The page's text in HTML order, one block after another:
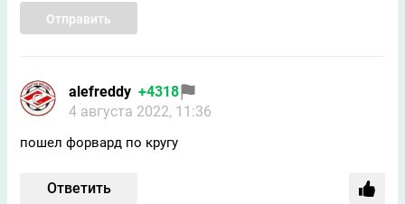
Отправить
alefreddy +4318
4 августа 2022, 11:36
пошел форвард по кругу
Ответить